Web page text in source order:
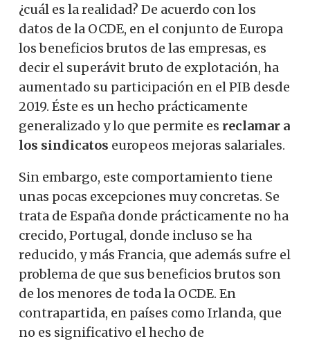
¿cuál es la realidad? De acuerdo con los
datos de la OCDE, en el conjunto de Europa
los beneficios brutos de las empresas, es
decir el superávit bruto de explotación, ha
aumentado su participación en el PIB desde
2019. Éste es un hecho prácticamente
generalizado y lo que permite es reclamar a
los sindicatos europeos mejoras salariales.
Sin embargo, este comportamiento tiene
unas pocas excepciones muy concretas. Se
trata de España donde prácticamente no ha
crecido, Portugal, donde incluso se ha
reducido, y más Francia, que además sufre el
problema de que sus beneficios brutos son
de los menores de toda la OCDE. En
contrapartida, en países como Irlanda, que
no es significativo el hecho de